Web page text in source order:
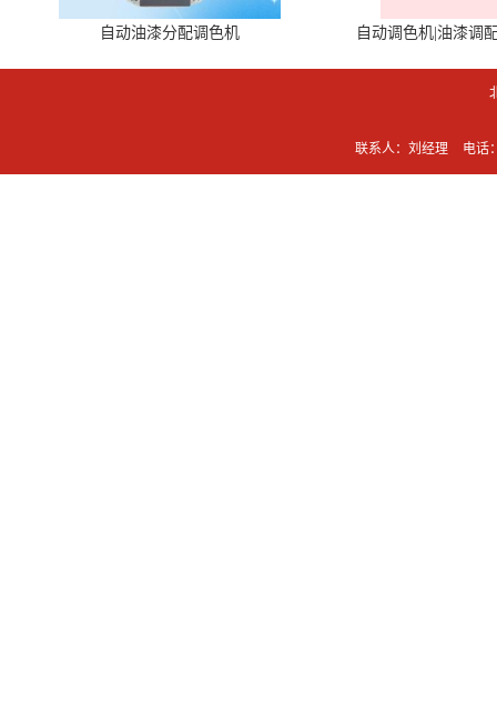
自动油漆分配调色机 自动调色机|油漆调
联系人：刘经理 电话